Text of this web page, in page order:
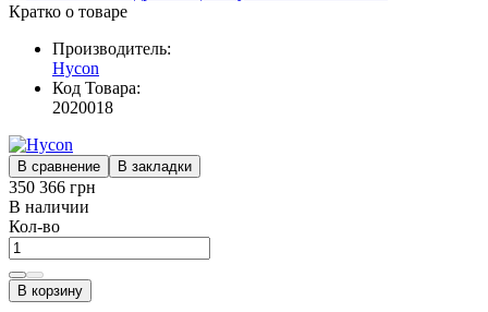
Кратко о товаре
Производитель:
Hycon
Код Товара:
2020018
В сравнение В закладки
350 366 грн
В наличии
Кол-во
В корзину